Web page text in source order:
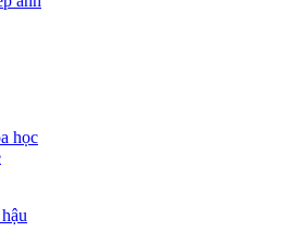
học